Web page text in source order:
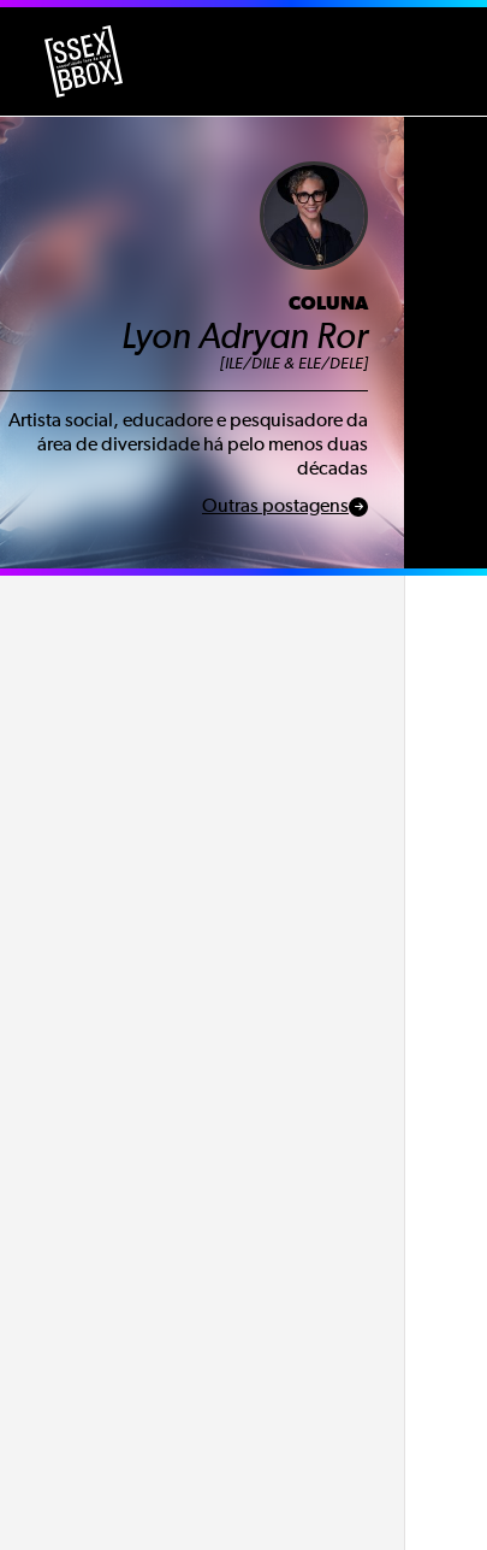
COLUNA
Lyon Adryan Ror
[ILE/DILE & ELE/DELE]
Artista social, educadore e pesquisadore da
área de diversidade há pelo menos duas
décadas
Outras postagens